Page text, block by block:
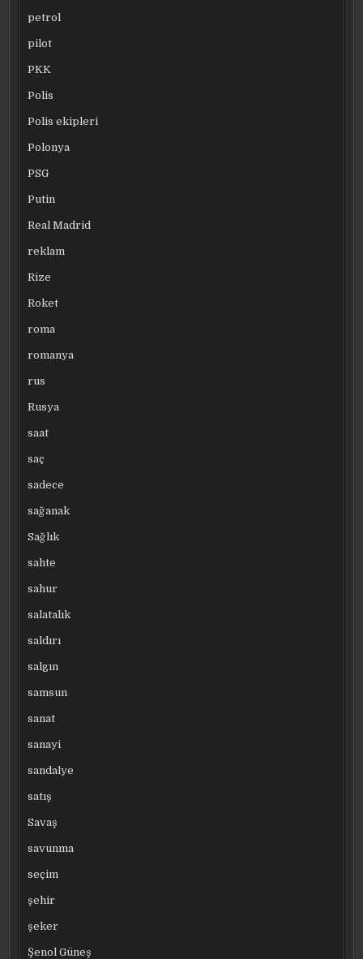
petrol
pilot
PKK
Polis
Polis ekipleri
Polonya
PSG
Putin
Real Madrid
reklam
Rize
Roket
roma
romanya
rus
Rusya
saat
saç
sadece
sağanak
Sağlık
sahte
sahur
salatalık
saldırı
salgın
samsun
sanat
sanayi
sandalye
satış
Savaş
savunma
seçim
şehir
şeker
Şenol Güneş